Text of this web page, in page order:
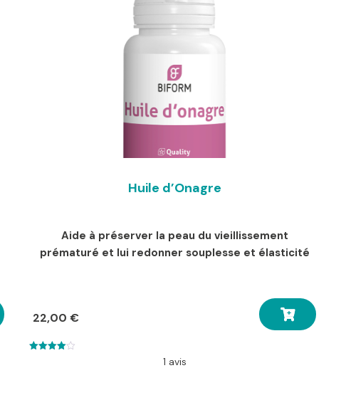
Huile d’Onagre
Aide à préserver la peau du vieillissement
prématuré et lui redonner souplesse et élasticité
22,00 €
1 avis